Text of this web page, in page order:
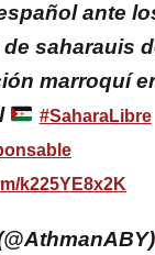
ante
saharauis
marroquí
#SaharaLibre
k225YE8x2K